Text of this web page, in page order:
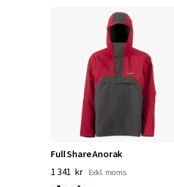
Full Share Anorak
1 341 kr